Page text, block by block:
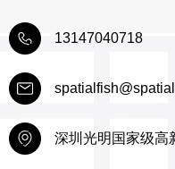
13147040718
深圳光明国家级高